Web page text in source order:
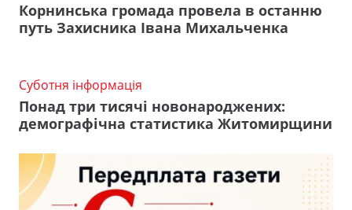
Корнинська громада провела в останню
путь Захисника Івана Михальченка
Суботня інформація
Понад три тисячі новонароджених:
демографічна статистика Житомирщини